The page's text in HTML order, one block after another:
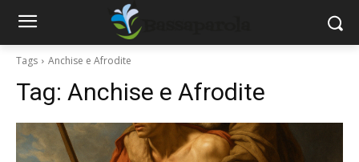
Tags Anchise e Afrodite
Tag: Anchise e Afrodite